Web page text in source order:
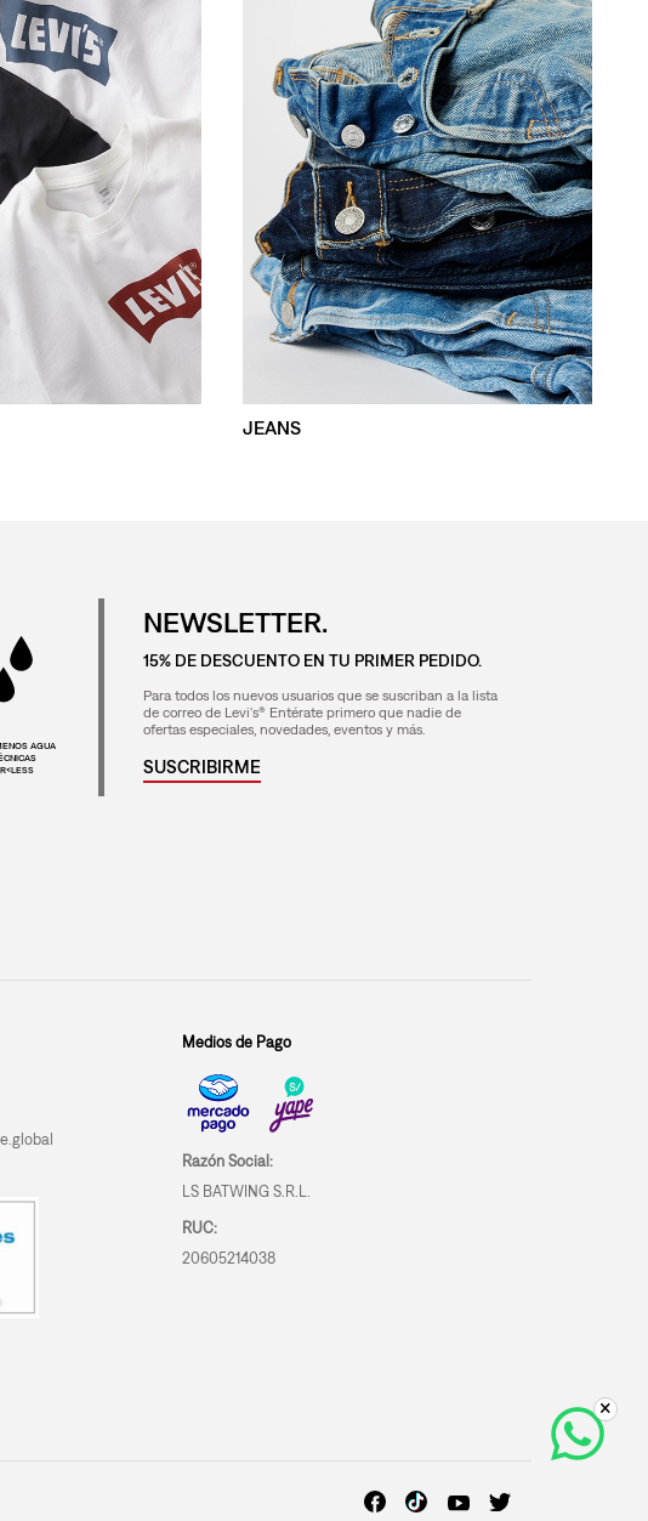
JEANS
AGUA
NEWSLETTER.
15% DE DESCUENTO EN TU PRIMER PEDIDO.
Para todos los nuevos usuarios que se suscriban a la lista
de correo de Levi's® Entérate primero que nadie de
ofertas especiales, novedades, eventos y más.
SUSCRIBIRME
Medios de Pago
Razón Social:
LS BATWING S.R.L.
RUC:
20605214038